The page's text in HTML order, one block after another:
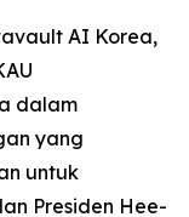
AI Korea,
dalam
yang
untuk
Presiden Hee-